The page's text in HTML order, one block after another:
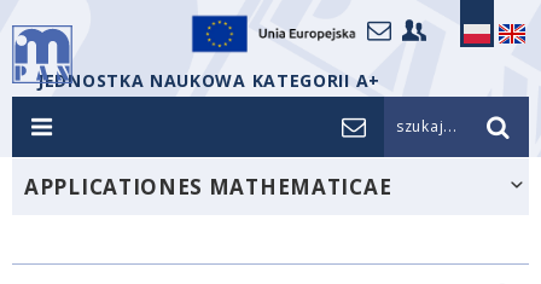
JEDNOSTKA NAUKOWA KATEGORII A+
szukaj...
APPLICATIONES MATHEMATICAE